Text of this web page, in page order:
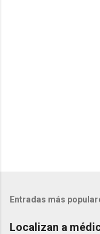
Entradas más
Localizan a